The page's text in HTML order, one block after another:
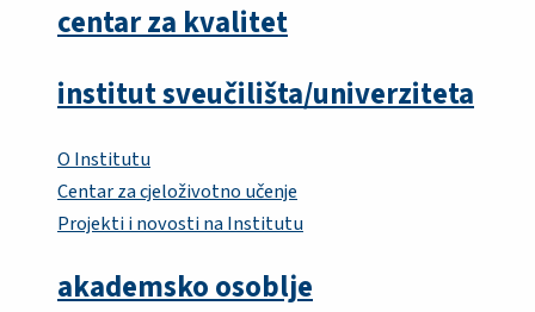
centar za kvalitet
institut sveučilišta/univerziteta
O Institutu
Centar za cjeloživotno učenje
Projekti i novosti na Institutu
akademsko osoblje